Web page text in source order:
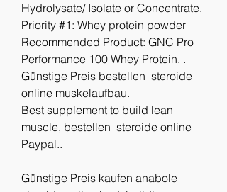
Hydrolysate/ Isolate or Concentrate.
Priority #1: Whey protein powder
Recommended Product: GNC Pro
Performance 100 Whey Protein. .
Günstige Preis bestellen  steroide
online muskelaufbau.
Best supplement to build lean
muscle, bestellen  steroide online
Paypal..
Günstige Preis kaufen anabole